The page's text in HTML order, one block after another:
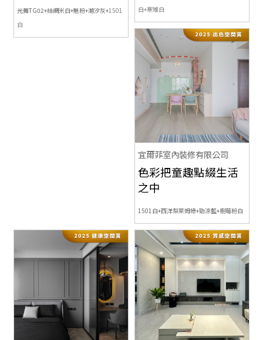
光舞TG02+絲綢米白+魅粉+潮汐灰+1501
白
白+寒雉白
宜爾菲室內裝修有限公司
色彩把童趣點綴生活
之中
1501白+西洋梨萊姆綠+勁涼藍+樹莓粉白